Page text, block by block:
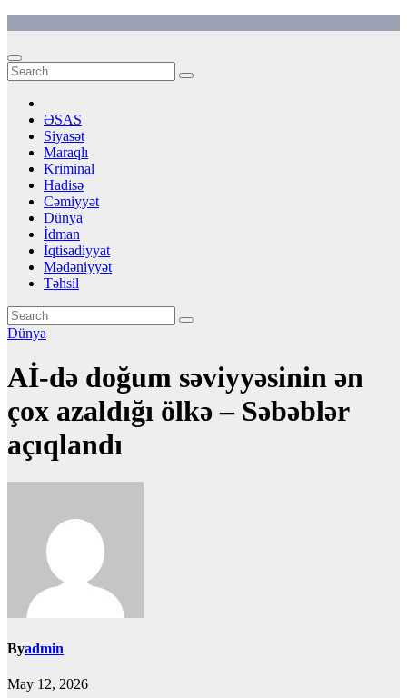
content
ƏSAS
Siyasət
Maraqlı
Kriminal
Hadisə
Cəmiyyət
Dünya
İdman
İqtisadiyyat
Mədəniyyət
Təhsil
Dünya
Aİ-də doğum səviyyəsinin ən
çox azaldığı ölkə – Səbəblər
açıqlandı
Byadmin
May 12, 2026